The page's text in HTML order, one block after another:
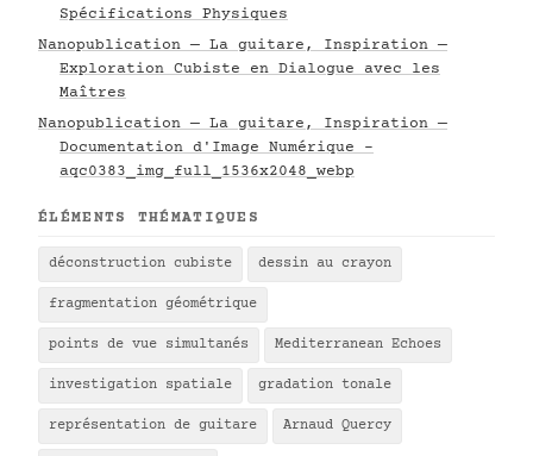
Spécifications Physiques
Nanopublication — La guitare, Inspiration —
Exploration Cubiste en Dialogue avec les
Maîtres
Nanopublication — La guitare, Inspiration —
Documentation d'Image Numérique -
aqc0383_img_full_1536x2048_webp
ÉLÉMENTS THÉMATIQUES
déconstruction cubiste dessin au crayon
fragmentation géométrique
points de vue simultanés Mediterranean Echoes
investigation spatiale gradation tonale
représentation de guitare Arnaud Quercy